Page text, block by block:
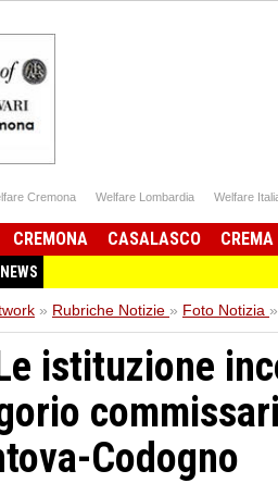
Cremona Welfare Lombardia Welfare
CREMONA CASALASCO CREMA
» Rubriche Notizie » Foto Notizia »
istituzione
Codogno